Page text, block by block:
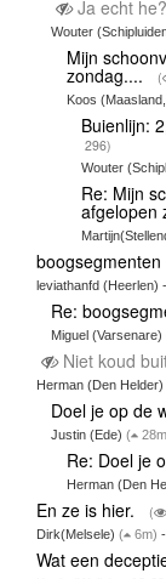
Ja echt
Wouter
Mijn
zondag.... (
Koos
Buienlijn:
296)
Wouter
Re: Mijn
afgelopen
boogsegmenten
leviathanfd (Heerlen)
Re:
Miguel (Varsenare)
Niet koud
Herman (Den Helder)
Doel je op de
Justin (Ede)(
Re: Doel je
Herman (Den
En ze is hier. (
Dirk(Melsele) ( 6m)
Wat een